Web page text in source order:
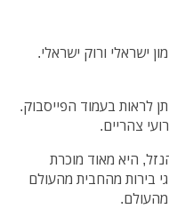
ישראלי ורוק ישראלי.
לראות בעמוד הפייסבוק.
צהריים.
היא מאוד מוכרת
בקרב הברים בסביבה. 10 סוגי בירות מהחבית מהעולם